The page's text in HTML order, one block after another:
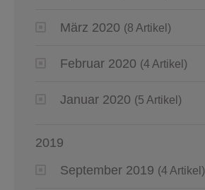
März 2020 (8 Artikel)
Februar 2020 (4 Artikel)
Januar 2020 (5 Artikel)
2019
September 2019 (4 Artikel)